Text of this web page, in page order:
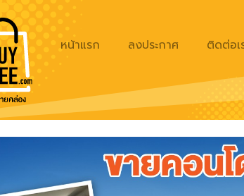
หน้าแรก ลงประกาศ
ติดต่อเ